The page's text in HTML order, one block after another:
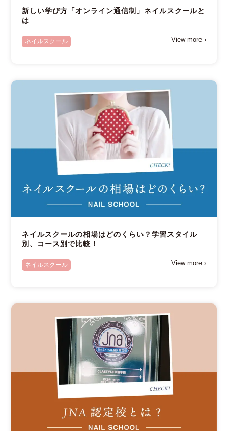
新しい学び方「オンライン通信制」ネイルスクールと
は
ネイルスクール View more ›
ネイルスクールの相場はどのくらい？学習スタイル
別、コース別で比較！
ネイルスクール View more ›